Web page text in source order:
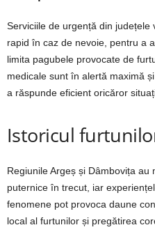
Serviciile de urgență din
rapid în caz de nevoie, pentru a
limita pagubele provocate de
medicale sunt în alertă maximă
a răspunde eficient oricăror
Istoricul
Regiunile Argeș și Dâmbovița
puternice în trecut, iar
fenomene pot provoca daune
local al furtunilor și pregătirea